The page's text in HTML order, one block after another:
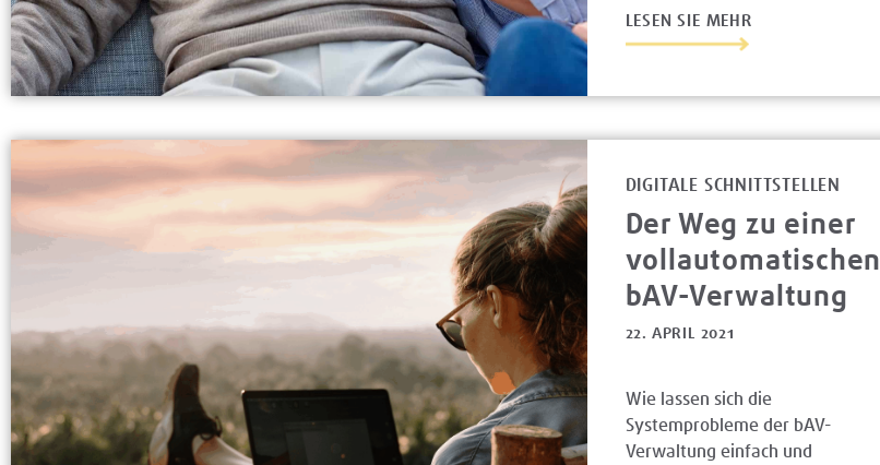
LESEN SIE MEHR
DIGITALE SCHNITTSTELLEN
Der Weg zu einer
vollautomatischen
bAV-Verwaltung
22. APRIL 2021
Wie lassen sich die
Systemprobleme der bAV-
Verwaltung einfach und